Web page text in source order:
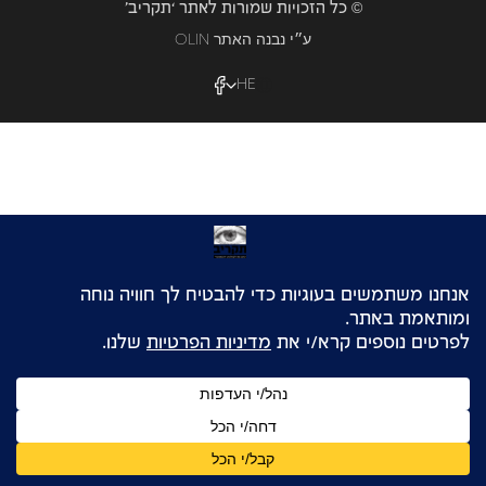
© כל הזכויות שמורות לאתר ‘תקריב’
OLIN ע״י נבנה האתר
HE